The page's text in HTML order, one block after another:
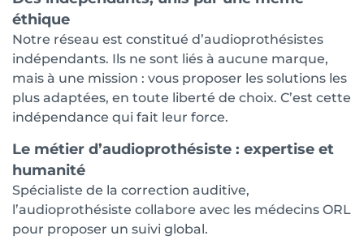
éthique
Notre réseau est constitué d’audioprothésistes
indépendants. Ils ne sont liés à aucune marque,
mais à une mission : vous proposer les solutions les
plus adaptées, en toute liberté de choix. C’est cette
indépendance qui fait leur force.
Le métier d’audioprothésiste : expertise et
humanité
Spécialiste de la correction auditive,
l’audioprothésiste collabore avec les médecins ORL
pour proposer un suivi global.